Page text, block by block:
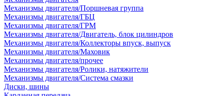
Механизмы двигателя/Поршневая группа
Механизмы двигателя/ГБЦ
Механизмы двигателя/ГРМ
Механизмы двигателя/Двигатель, блок цилиндров
Механизмы двигателя/Коллекторы впуск, выпуск
Механизмы двигателя/Маховик
Механизмы двигателя/прочее
Механизмы двигателя/Ролики, натяжители
Механизмы двигателя/Система смазки
Диски, шины